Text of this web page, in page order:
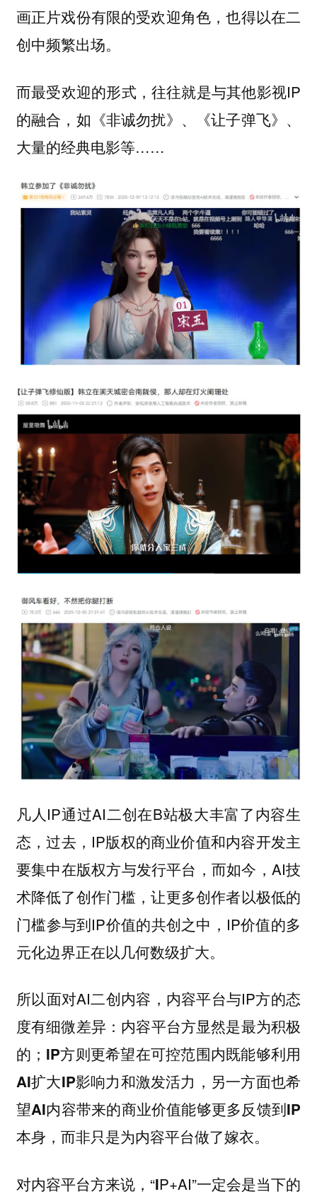
画正片戏份有限的受欢迎角色，也得以在二
创中频繁出场。
而最受欢迎的形式，往往就是与其他影视IP
的融合，如《非诚勿扰》、《让子弹飞》、
大量的经典电影等……
凡人IP通过AI二创在B站极大丰富了内容生
态，过去，IP版权的商业价值和内容开发主
要集中在版权方与发行平台，而如今，AI技
术降低了创作门槛，让更多创作者以极低的
门槛参与到IP价值的共创之中，IP价值的多
元化边界正在以几何数级扩大。
所以面对AI二创内容，内容平台与IP方的态
度有细微差异： 内容平台方显然是最为积极
的；IP方则更希望在可控范围内既能够利用
AI扩大IP影响力和激发活力，另一方面也希
望AI内容带来的商业价值能够更多反馈到IP
本身，而非只是为内容平台做了嫁衣。
对内容平台方来说，“IP+AI”一定会是当下的